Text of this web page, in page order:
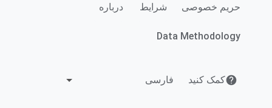
حریم خصوصی شرایط درباره
Data Methodology
کمک کنید